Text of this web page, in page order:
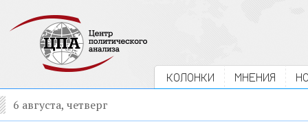
КОЛОНКИ МНЕНИЯ
6 августа, четверг